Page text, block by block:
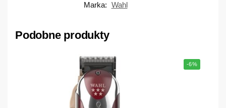
Marka: Wahl
Podobne produkty
-6%